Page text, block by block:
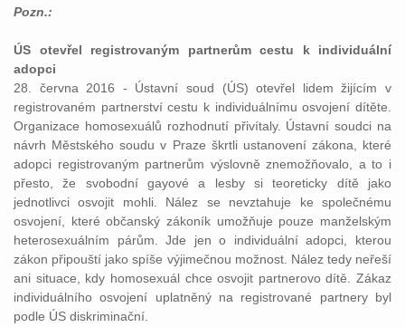
Pozn.:
ÚS otevřel registrovaným partnerům cestu k individuální
adopci
28. června 2016 - Ústavní soud (ÚS) otevřel lidem žijícím v
registrovaném partnerství cestu k individuálnímu osvojení dítěte.
Organizace homosexuálů rozhodnutí přivítaly. Ústavní soudci na
návrh Městského soudu v Praze škrtli ustanovení zákona, které
adopci registrovaným partnerům výslovně znemožňovalo, a to i
přesto, že svobodní gayové a lesby si teoreticky dítě jako
jednotlivci osvojit mohli. Nález se nevztahuje ke společnému
osvojení, které občanský zákoník umožňuje pouze manželským
heterosexuálním párům. Jde jen o individuální adopci, kterou
zákon připouští jako spíše výjimečnou možnost. Nález tedy neřeší
ani situace, kdy homosexuál chce osvojit partnerovo dítě. Zákaz
individuálního osvojení uplatněný na registrované partnery byl
podle ÚS diskriminační.